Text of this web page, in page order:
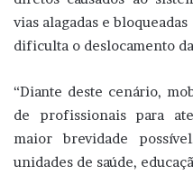
vias alagadas e
dificulta o deslocamento
“Diante deste cenário,
de profissionais para
maior brevidade
unidades de saúde,